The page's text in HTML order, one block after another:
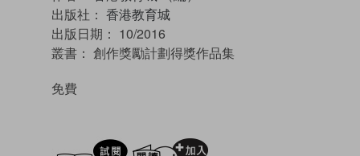
出版社： 香港教育城
出版日期： 10/2016
叢書： 創作獎勵計劃得獎作品集
免費
試閲